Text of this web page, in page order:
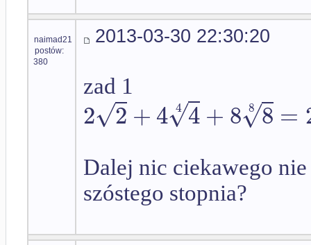
naimad21
postów:
380
2013-03-30 22:30:20
zad 1
2 2
√ +4 4
√
4 +8 8
√
8 =
Dalej nic ciekawego
szóstego stopnia?